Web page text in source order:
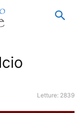
Letture: 2839